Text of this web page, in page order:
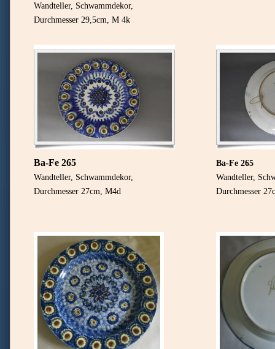
Wandteller, Schwammdekor,
Durchmesser 29,5cm, M 4k
Ba-Fe 265
Wandteller, Schwammdekor,
Durchmesser 27cm, M4d
Ba-Fe 265
Wandteller,
Durchmesser